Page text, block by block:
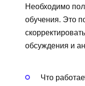
Необходимо
обучения. Это
обсуждения и
Что